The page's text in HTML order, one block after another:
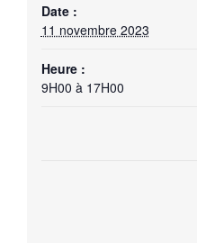
Date :
11 novembre 2023
Heure :
9H00 à 17H00